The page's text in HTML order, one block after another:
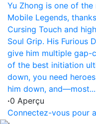
Yu Zhong is one of the
Mobile Legends,
Cursing Touch and
Soul Grip. His Furious
give him multiple gap-
of the best initiation
down, you need
him down, and—most...
·0 Aperçu
Connectez-vous pour